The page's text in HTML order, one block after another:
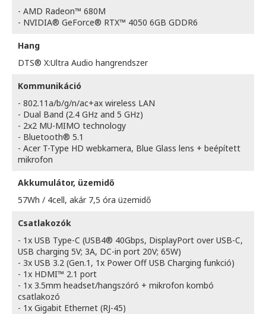
- AMD Radeon™ 680M
- NVIDIA® GeForce® RTX™ 4050 6GB GDDR6
Hang
DTS® X:Ultra Audio hangrendszer
Kommunikáció
- 802.11a/b/g/n/ac+ax wireless LAN
- Dual Band (2.4 GHz and 5 GHz)
- 2x2 MU-MIMO technology
- Bluetooth® 5.1
- Acer T-Type HD webkamera, Blue Glass lens + beépített
mikrofon
Akkumulátor, üzemidő
57Wh / 4cell, akár 7,5 óra üzemidő
Csatlakozók
- 1x USB Type-C (USB4® 40Gbps, DisplayPort over USB-C,
USB charging 5V; 3A, DC-in port 20V; 65W)
- 3x USB 3.2 (Gen.1, 1x Power Off USB Charging funkció)
- 1x HDMI™ 2.1 port
- 1x 3.5mm headset/hangszóró + mikrofon kombó
csatlakozó
- 1x Gigabit Ethernet (RJ-45)